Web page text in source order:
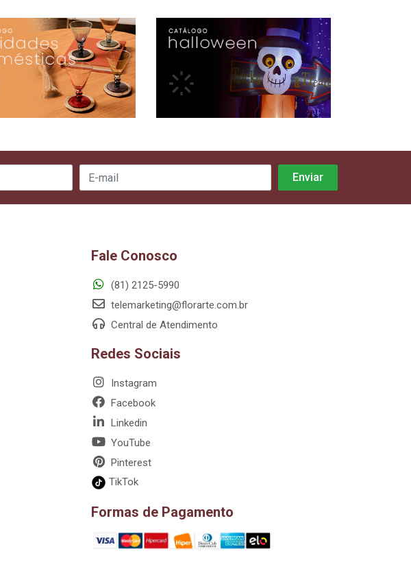
Fale Conosco
(81) 2125-5990
telemarketing@florarte.com.br
Central de Atendimento
Redes Sociais
Instagram
Facebook
Linkedin
YouTube
Pinterest
TikTok
Formas de Pagamento